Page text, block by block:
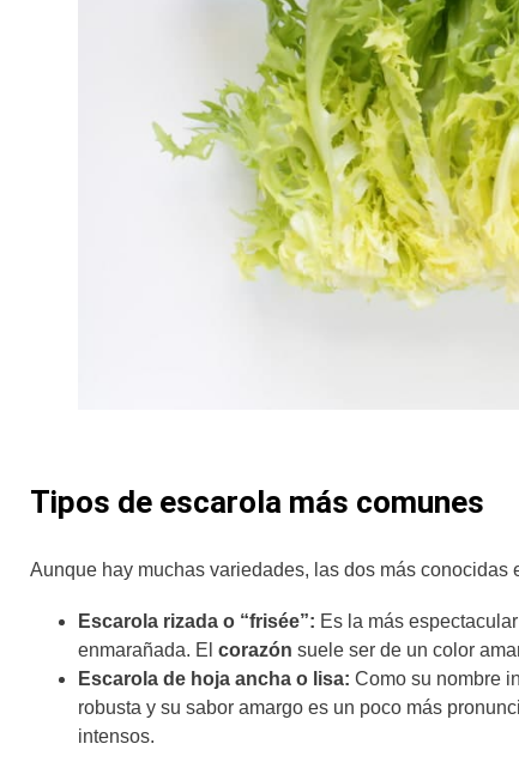
Tipos de escarola más comunes
Aunque hay muchas variedades, las dos más conocidas
Escarola rizada o “frisée”: Es la más
enmarañada. El corazón suele ser de un color
Escarola de hoja ancha o lisa: Como su nombre
robusta y su sabor amargo es un poco más
intensos.